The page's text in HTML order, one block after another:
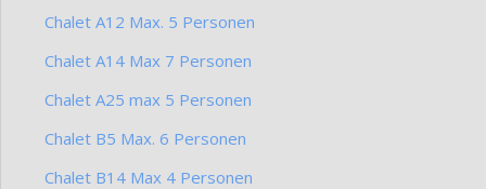
Chalet A12 Max. 5 Personen
Chalet A14 Max 7 Personen
Chalet A25 max 5 Personen
Chalet B5 Max. 6 Personen
Chalet B14 Max 4 Personen